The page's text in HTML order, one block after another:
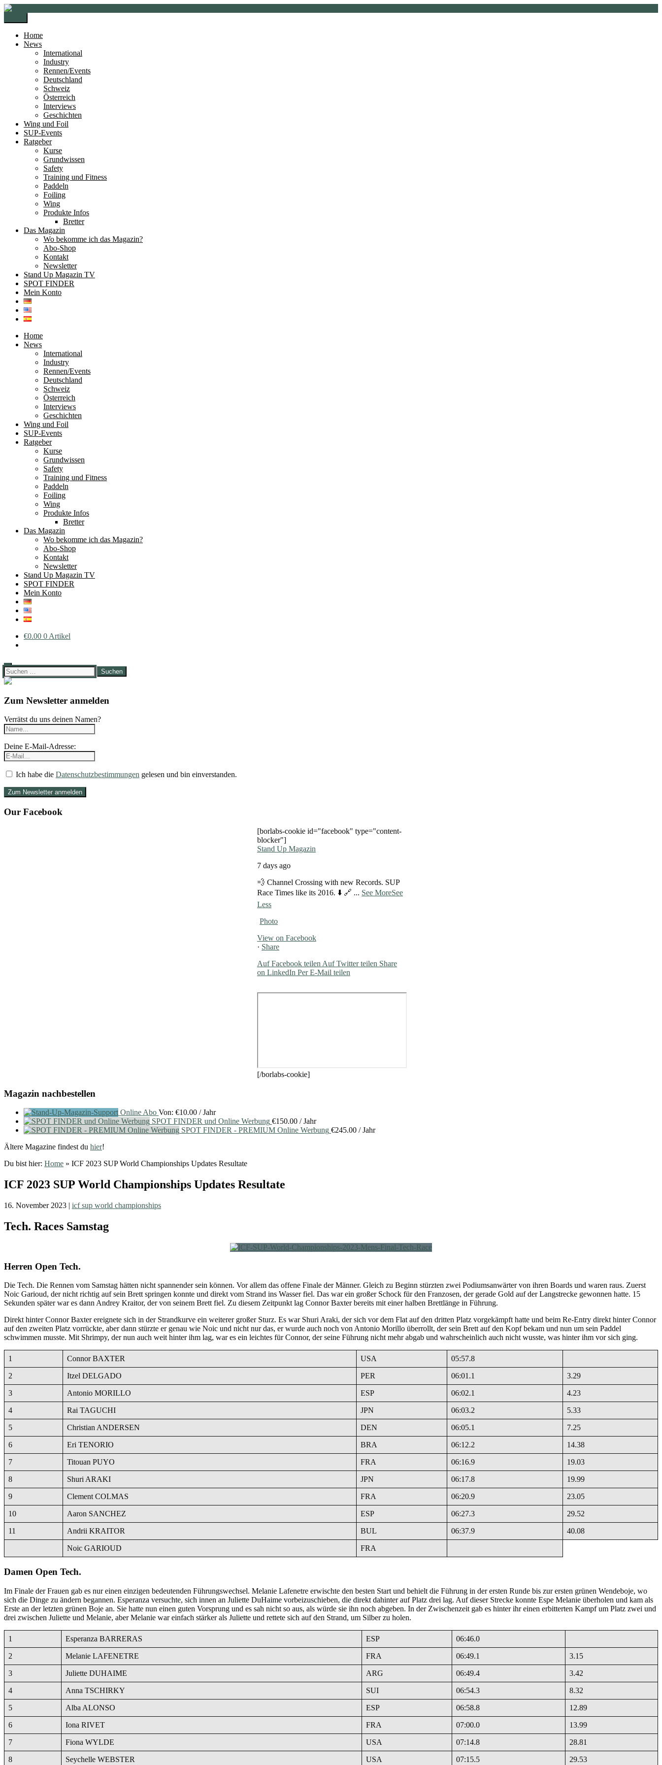
Zur
Navigation
springen
Zum
springen
Home
News
International
Industry
Rennen/Events
Deutschland
Schweiz
Österreich
Interviews
Geschichten
Wing und Foil
SUP-Events
Ratgeber
Kurse
Grundwissen
Safety
Training und Fitness
Paddeln
Foiling
Wing
Produkte Infos
Bretter
Das Magazin
Wo bekomme ich das Magazin?
Abo-Shop
Kontakt
Newsletter
Stand Up Magazin TV
SPOT FINDER
Mein Konto
Home
News
International
Industry
Rennen/Events
Deutschland
Schweiz
Österreich
Interviews
Geschichten
Wing und Foil
SUP-Events
Ratgeber
Kurse
Grundwissen
Safety
Training und Fitness
Paddeln
Foiling
Wing
Produkte Infos
Bretter
Das Magazin
Wo bekomme ich das Magazin?
Abo-Shop
Kontakt
Newsletter
Stand Up Magazin TV
SPOT FINDER
Mein Konto
€0.00 0 Artikel
Suchen
nach:
Zum Newsletter anmelden
Verrätst du uns deinen Namen?
Deine E-Mail-Adresse:
Ich habe die Datenschutzbestimmungen gelesen und bin einverstanden.
Our Facebook
[borlabs-cookie id="facebook" type="content-
blocker"]
Stand Up Magazin
7 days ago
💨 Channel Crossing with new Records. SUP
Race Times like its 2016. ⬇️ 🔗 ... See MoreSee
Less
Photo
View on Facebook
· Share
Auf Facebook teilen Auf Twitter teilen Share
on LinkedIn Per E-Mail teilen
[/borlabs-cookie]
Magazin nachbestellen
Online Abo Von: €10.00 / Jahr
SPOT FINDER und Online Werbung €150.00 / Jahr
SPOT FINDER - PREMIUM Online Werbung €245.00 / Jahr
Ältere Magazine findest du hier!
Du bist hier: Home » ICF 2023 SUP World Championships Updates Resultate
ICF 2023 SUP World Championships Updates Resultate
16. November 2023 | icf sup world championships
Tech. Races Samstag
Herren Open Tech.
Die Tech. Die Rennen vom Samstag hätten nicht spannender sein können. Vor allem das offene Finale der Männer. Gleich zu Beginn stürzten zwei Podiumsanwärter von ihren Boards und waren raus. Zuerst
Noic Garioud, der nicht richtig auf sein Brett springen konnte und direkt vom Strand ins Wasser fiel. Das war ein großer Schock für den Franzosen, der gerade Gold auf der Langstrecke gewonnen hatte. 15
Sekunden später war es dann Andrey Kraitor, der von seinem Brett fiel. Zu diesem Zeitpunkt lag Connor Baxter bereits mit einer halben Brettlänge in Führung.
Direkt hinter Connor Baxter ereignete sich in der Strandkurve ein weiterer großer Sturz. Es war Shuri Araki, der sich vor dem Flat auf den dritten Platz vorgekämpft hatte und beim Re-Entry direkt hinter Connor
auf den zweiten Platz vorrückte, aber dann stürzte er genau wie Noic und nicht nur das, er wurde auch noch von Antonio Morillo überrollt, der sein Brett auf den Kopf bekam und nun um sein Paddel
schwimmen musste. Mit Shrimpy, der nun auch weit hinter ihm lag, war es ein leichtes für Connor, der seine Führung nicht mehr abgab und wahrscheinlich auch nicht wusste, was hinter ihm vor sich ging.
1 Connor BAXTER USA 05:57.8
2 Itzel DELGADO PER 06:01.1 3.29
3 Antonio MORILLO ESP 06:02.1 4.23
4 Rai TAGUCHI JPN 06:03.2 5.33
5 Christian ANDERSEN DEN 06:05.1 7.25
6 Eri TENORIO BRA 06:12.2 14.38
7 Titouan PUYO FRA 06:16.9 19.03
8 Shuri ARAKI JPN 06:17.8 19.99
9 Clement COLMAS FRA 06:20.9 23.05
10 Aaron SANCHEZ ESP 06:27.3 29.52
11 Andrii KRAITOR BUL 06:37.9 40.08
Noic GARIOUD FRA
Damen Open Tech.
Im Finale der Frauen gab es nur einen einzigen bedeutenden Führungswechsel. Melanie Lafenetre erwischte den besten Start und behielt die Führung in der ersten Runde bis zur ersten grünen Wendeboje, wo
sich die Dinge zu ändern begannen. Esperanza versuchte, sich innen an Juliette DuHaime vorbeizuschieben, die direkt dahinter auf Platz drei lag. Auf dieser Strecke konnte Espe Melanie überholen und kam als
Erste an der letzten grünen Boje an. Sie hatte nun einen guten Vorsprung und es sah nicht so aus, als würde sie ihn noch abgeben. In der Zwischenzeit gab es hinter ihr einen erbitterten Kampf um Platz zwei und
drei zwischen Juliette und Melanie, aber Melanie war einfach stärker als Juliette und rettete sich auf den Strand, um Silber zu holen.
1 Esperanza BARRERAS ESP 06:46.0
2 Melanie LAFENETRE FRA 06:49.1 3.15
3 Juliette DUHAIME ARG 06:49.4 3.42
4 Anna TSCHIRKY SUI 06:54.3 8.32
5 Alba ALONSO ESP 06:58.8 12.89
6 Iona RIVET FRA 07:00.0 13.99
7 Fiona WYLDE USA 07:14.8 28.81
8 Seychelle WEBSTER USA 07:15.5 29.53